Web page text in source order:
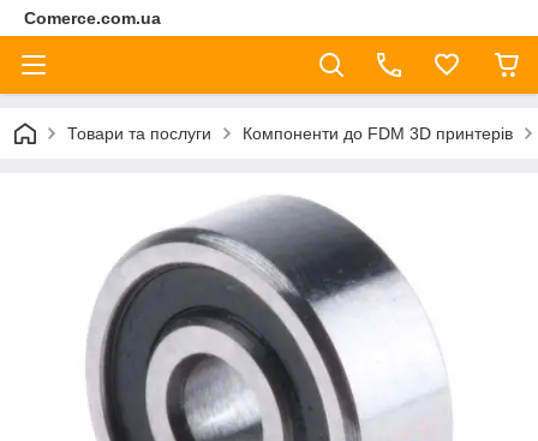
Comerce.com.ua
Товари та послуги Компоненти до FDM 3D принтерів